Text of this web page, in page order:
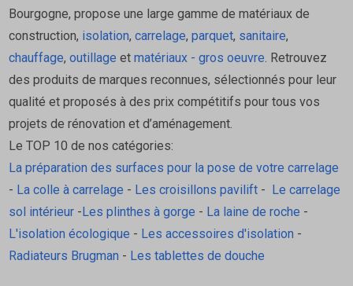
Bourgogne, propose une large gamme de matériaux de
construction, isolation, carrelage, parquet, sanitaire,
chauffage, outillage et matériaux - gros oeuvre. Retrouvez
des produits de marques reconnues, sélectionnés pour leur
qualité et proposés à des prix compétitifs pour tous vos
projets de rénovation et d’aménagement.
Le TOP 10 de nos catégories:
La préparation des surfaces pour la pose de votre carrelage
- La colle à carrelage - Les croisillons pavilift-
Le carrelage
sol intérieur- Les plinthes à gorge - La laine de roche -
L'isolation écologique - Les accessoires d'isolation -
Radiateurs Brugman - Les tablettes de douche